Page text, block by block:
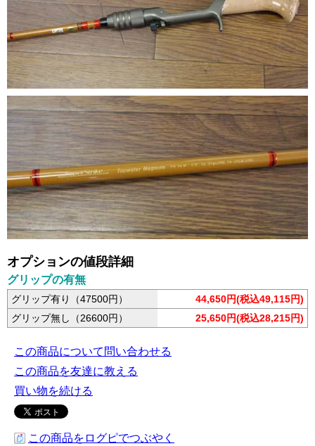
オプションの値段詳細
グリップの有無
グリップ有り（47500円）
44,650円(税込49,115円)
グリップ無し（26600円）
25,650円(税込28,215円)
この商品について問い合わせる
この商品を友達に教える
買い物を続ける
この商品をログピでつぶやく